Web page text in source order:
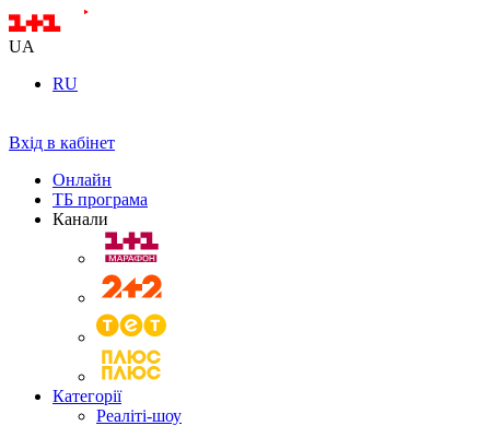
UA
RU
Вхід в кабінет
Онлайн
ТБ програма
Канали
Категорії
Реаліті-шоу